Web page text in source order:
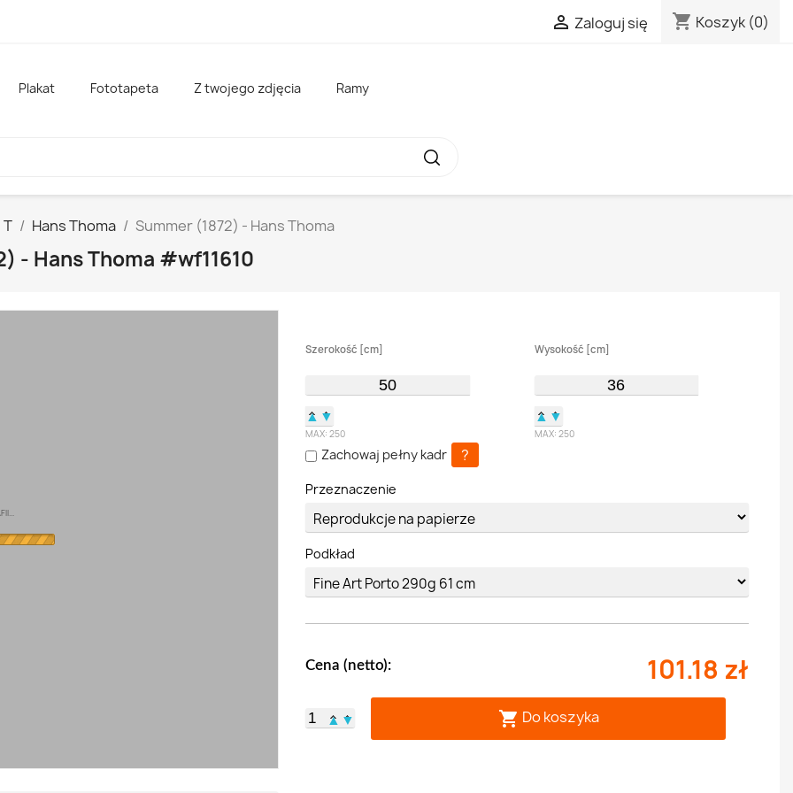
 Zaloguj się shopping_cart Koszyk (0)
Plakat Fototapeta Z twojego zdjęcia Ramy
T Hans Thoma Summer (1872) - Hans Thoma
- Hans Thoma #wf11610
Szerokość [cm]
▲ ▼
MAX:250
Wysokość [cm]
▲ ▼
MAX: 250
Zachowaj pełny kadr ?
Przeznaczenie
Podkład
Cena (netto): 101.18 zł
▲ ▼  Do koszyka